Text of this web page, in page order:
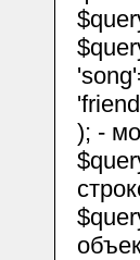
); -